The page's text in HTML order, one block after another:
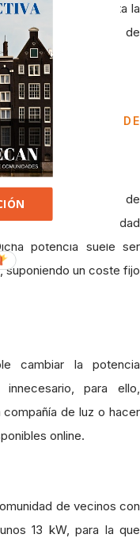
energético facilita la
cada comunidad de
COMUNIDAD DE
en kW la cantidad de
la vez en la comunidad
potencia suele ser
suponiendo un coste fijo
cambiar la potencia
para ello,
de luz o hacer
online.
de vecinos con
13 kW, para la que